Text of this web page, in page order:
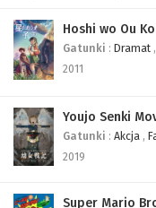
Hoshi wo Ou
Gatunki : Dramat ,
2011
Youjo Senki
Gatunki : Akcja ,
2019
Super Mario